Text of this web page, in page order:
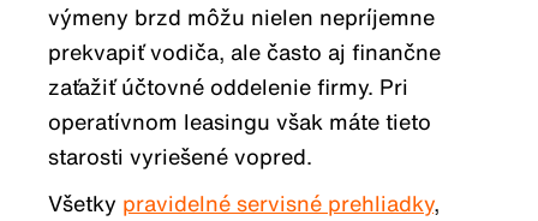
výmeny brzd môžu nielen nepríjemne
prekvapiť vodiča, ale často aj finančne
zaťažiť účtovné oddelenie firmy. Pri
operatívnom leasingu však máte tieto
starosti vyriešené vopred.
Všetky pravidelné servisné prehliadky,